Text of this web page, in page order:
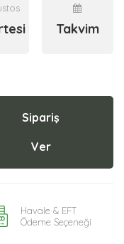
Takvim
Sipariş
Ver
Havale & EFT
Ödeme Seçeneği